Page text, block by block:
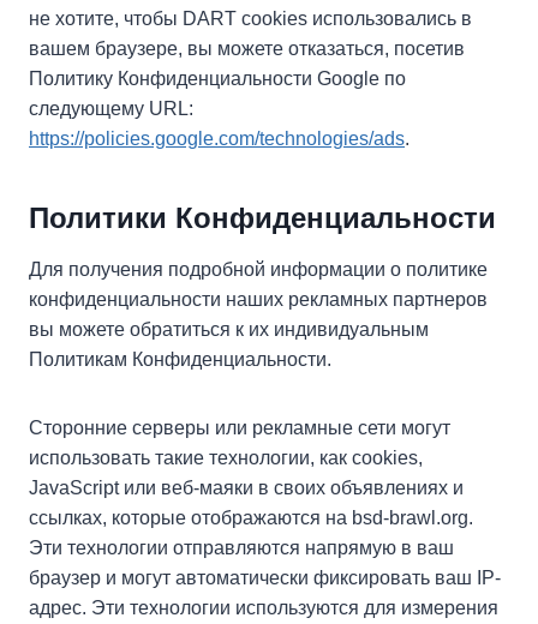
не хотите, чтобы DART cookies использовались в
вашем браузере, вы можете отказаться, посетив
Политику Конфиденциальности Google по
следующему URL:
https://policies.google.com/technologies/ads.
Политики Конфиденциальности
Для получения подробной информации о политике
конфиденциальности наших рекламных партнеров
вы можете обратиться к их индивидуальным
Политикам Конфиденциальности.
Сторонние серверы или рекламные сети могут
использовать такие технологии, как cookies,
JavaScript или веб-маяки в своих объявлениях и
ссылках, которые отображаются на bsd-brawl.org.
Эти технологии отправляются напрямую в ваш
браузер и могут автоматически фиксировать ваш IP-
адрес. Эти технологии используются для измерения